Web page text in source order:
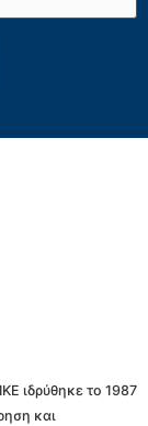
ιδρύθηκε το 1987
και